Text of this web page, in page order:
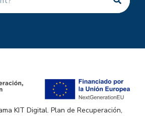
KIT Digital. Plan de Recuperación,